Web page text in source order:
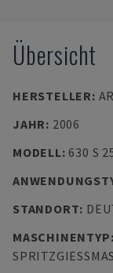
Übersicht
HERSTELLER:
JAHR: 2006
MODELL: 630 S
STANDORT:
MASCHINENTYP: